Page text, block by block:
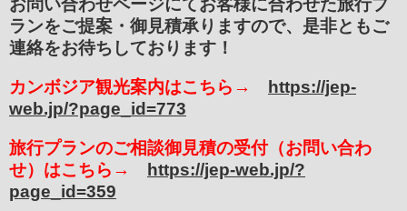
お問い合わせページにてお客様に合わせた旅行プ
ランをご提案・御見積承りますので、是非ともご
連絡をお待ちしております！
カンボジア観光案内はこちら→
https://jep-
web.jp/?page_id=773
旅行プランのご相談御見積の受付（お問い合わ
せ）はこちら→
https://jep-web.jp/?
page_id=359